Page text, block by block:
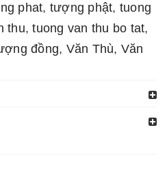
phat, tượng phật, tuong
thu,tuong van thu bo tat,
đồng, Văn Thù, Văn